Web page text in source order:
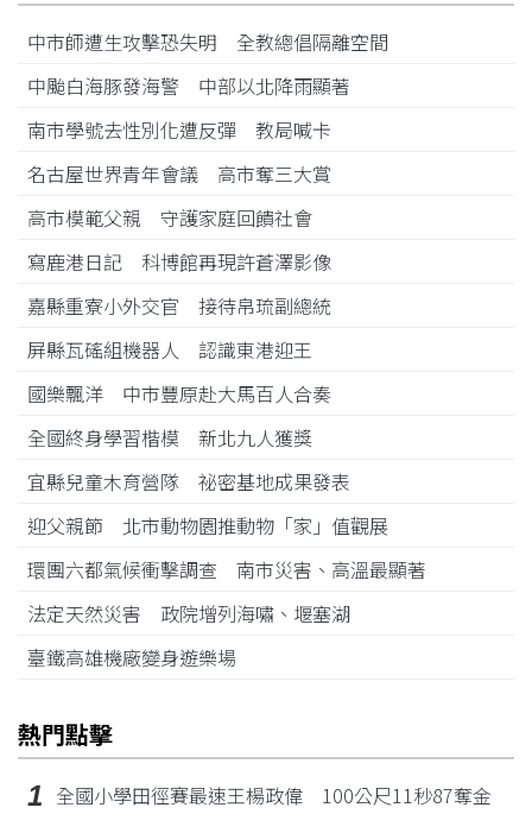
中市師遭生攻擊恐失明 全教總倡隔離空間
中颱白海豚發海警 中部以北降雨顯著
南市學號去性別化遭反彈 教局喊卡
名古屋世界青年會議 高市奪三大賞
高市模範父親 守護家庭回饋社會
寫鹿港日記 科博館再現許蒼澤影像
嘉縣重寮小外交官 接待帛琉副總統
屏縣瓦磘組機器人 認識東港迎王
國樂飄洋 中市豐原赴大馬百人合奏
全國終身學習楷模 新北九人獲獎
宜縣兒童木育營隊 祕密基地成果發表
迎父親節 北市動物園推動物「家」值觀展
環團六都氣候衝擊調查 南市災害、高溫最顯著
法定天然災害 政院增列海嘯、堰塞湖
臺鐵高雄機廠變身遊樂場
熱門點擊
1 全國小學田徑賽最速王楊政偉 100公尺11秒87奪金